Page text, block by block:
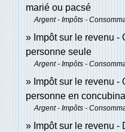
marié ou pacsé
Argent - Impôts -
Impôt sur le revenu
personne seule
Argent - Impôts -
Impôt sur le revenu -
personne en
Argent - Impôts -
Impôt sur le revenu